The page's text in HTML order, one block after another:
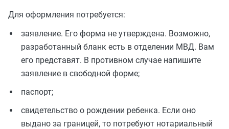
Для оформления потребуется:
заявление. Его форма не утверждена. Возможно,
разработанный бланк есть в отделении МВД. Вам
его представят. В противном случае напишите
заявление в свободной форме;
паспорт;
свидетельство о рождении ребенка. Если оно
выдано за границей, то потребуют нотариальный